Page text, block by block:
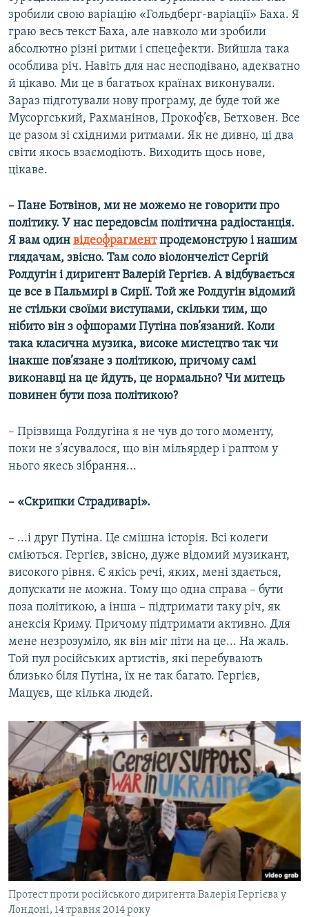
зробили свою варіацію «Гольдберг-варіації» Баха. Я
граю весь текст Баха, але навколо ми зробили
абсолютно різні ритми і спецефекти. Вийшла така
особлива річ. Навіть для нас несподівано, адекватно
й цікаво. Ми це в багатьох країнах виконували.
Зараз підготували нову програму, де буде той же
Мусоргський, Рахманінов, Прокоф’єв, Бетховен. Все
це разом зі східними ритмами. Як не дивно, ці два
світи якось взаємодіють. Виходить щось нове,
цікаве.
– Пане Ботвінов, ми не можемо не говорити про
політику. У нас передовсім політична радіостанція.
Я вам один відеофрагмент продемонструю і нашим
глядачам, звісно. Там соло віолончеліст Сергій
Ролдугін і диригент Валерій Гергієв. А відбувається
це все в Пальмирі в Сирії. Той же Ролдугін відомий
не стільки своїми виступами, скільки тим, що
нібито він з офшорами Путіна пов’язаний. Коли
така класична музика, високе мистецтво так чи
інакше пов’язане з політикою, причому самі
виконавці на це йдуть, це нормально? Чи митець
повинен бути поза політикою?
– Прізвища Ролдугіна я не чув до того моменту,
поки не з’ясувалося, що він мільярдер і раптом у
нього якесь зібрання...
– «Скрипки Страдиварі».
– ...і друг Путіна. Це смішна історія. Всі колеги
сміються. Гергієв, звісно, дуже відомий музикант,
високого рівня. Є якісь речі, яких, мені здається,
допускати не можна. Тому що одна справа – бути
поза політикою, а інша – підтримати таку річ, як
анексія Криму. Причому підтримати активно. Для
мене незрозуміло, як він міг піти на це... На жаль.
Той пул російських артистів, які перебувають
близько біля Путіна, їх не так багато. Гергієв,
Мацуєв, ще кілька людей.
Протест проти російського диригента Валерія Гергієва у
Лондоні, 14 травня 2014 року